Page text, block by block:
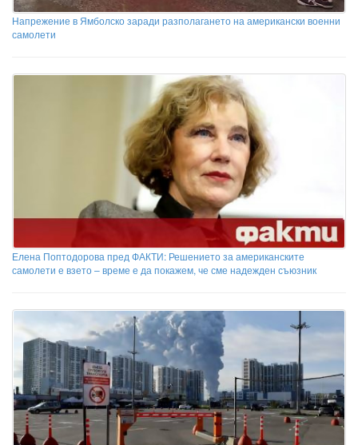
Напрежение в Ямболско заради разполагането на американски военни
самолети
Елена Поптодорова пред ФАКТИ: Решението за американските
самолети е взето – време е да покажем, че сме надежден съюзник